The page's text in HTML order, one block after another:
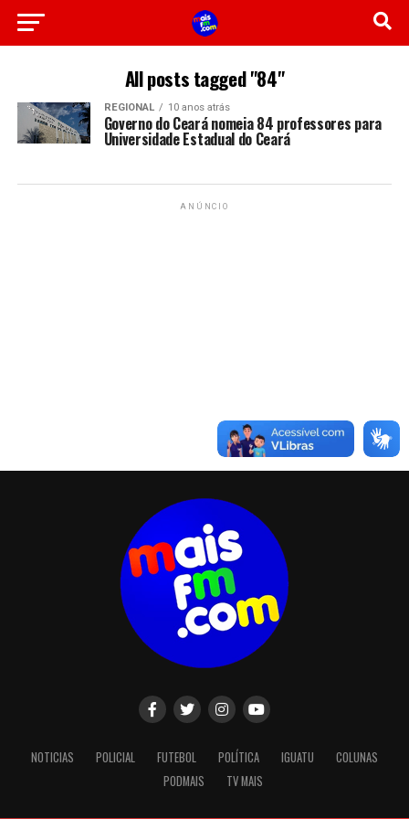
All posts tagged "84"
REGIONAL 10 anos atrás
Governo do Ceará nomeia 84 professores para
Universidade Estadual do Ceará
ANÚNCIO
NOTICIAS POLICIAL FUTEBOL POLÍTICA IGUATU
COLUNAS
PODMAIS
TV MAIS